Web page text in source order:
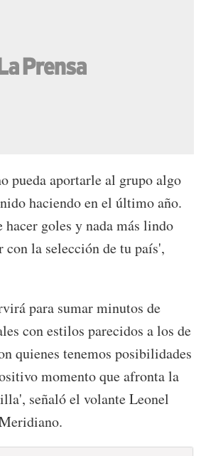
pueda aportarle al grupo algo
haciendo en el último año.
goles y nada más lindo
con la selección de tu país',
para sumar minutos de
con estilos parecidos a los de
quienes tenemos posibilidades
momento que afronta la
señaló el volante Leonel